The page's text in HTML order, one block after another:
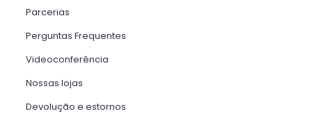
Parcerias
Perguntas Frequentes
Videoconferência
Nossas lojas
Devolução e estornos